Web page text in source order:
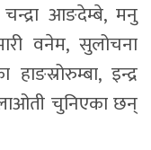
चन्द्रा आङदेम्बे, मनु
वनेम, सुलोचना
इन्द्र
चुनिएका छन्